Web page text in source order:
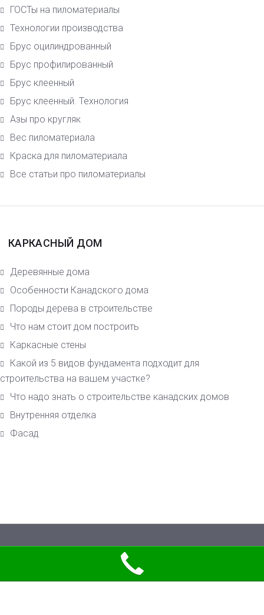
ГОСТы на пиломатериалы
Технологии производства
Брус оцилиндрованный
Брус профилированный
Брус клеенный
Брус клеенный. Технология
Азы про кругляк
Вес пиломатериала
Краска для пиломатериала
Все статьи про пиломатериалы
КАРКАСНЫЙ ДОМ
Деревянные дома
Особенности Канадского дома
Породы дерева в строительстве
Что нам стоит дом построить
Каркасные стены
Какой из 5 видов фундамента подходит для
строительства на вашем участке?
Что надо знать о строительстве канадских домов
Внутренняя отделка
Фасад
© 2026 Пиломатериалы европейского качества по лучшим украинским
ценам в Киеве. All Rights Reserved.